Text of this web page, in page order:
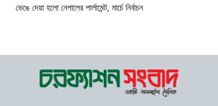
ভেঙে দেয়া হলো নেপালের পার্লামেন্ট, মার্চে নির্বাচন